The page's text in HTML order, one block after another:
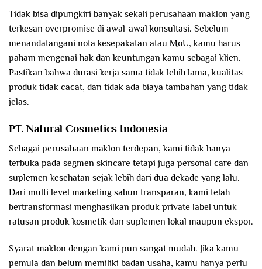
Tidak bisa dipungkiri banyak sekali perusahaan maklon yang
terkesan overpromise di awal-awal konsultasi. Sebelum
menandatangani nota kesepakatan atau MoU, kamu harus
paham mengenai hak dan keuntungan kamu sebagai klien.
Pastikan bahwa durasi kerja sama tidak lebih lama, kualitas
produk tidak cacat, dan tidak ada biaya tambahan yang tidak
jelas.
PT. Natural Cosmetics Indonesia
Sebagai perusahaan maklon terdepan, kami tidak hanya
terbuka pada segmen skincare tetapi juga personal care dan
suplemen kesehatan sejak lebih dari dua dekade yang lalu.
Dari multi level marketing sabun transparan, kami telah
bertransformasi menghasilkan produk private label untuk
ratusan produk kosmetik dan suplemen lokal maupun ekspor.
Syarat maklon dengan kami pun sangat mudah. Jika kamu
pemula dan belum memiliki badan usaha, kamu hanya perlu